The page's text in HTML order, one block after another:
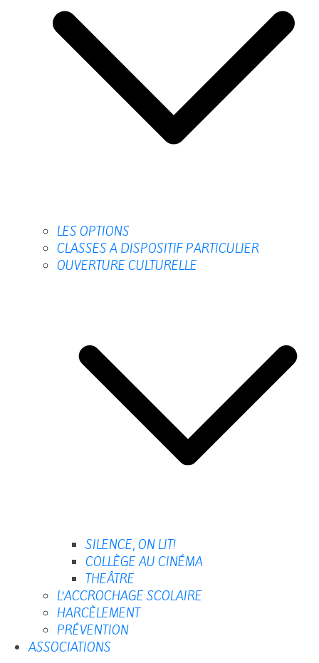
LES OPTIONS
CLASSES A DISPOSITIF PARTICULIER
OUVERTURE CULTURELLE
SILENCE, ON LIT!
COLLÈGE AU CINÉMA
THEÂTRE
L’ACCROCHAGE SCOLAIRE
HARCÈLEMENT
PRÉVENTION
ASSOCIATIONS